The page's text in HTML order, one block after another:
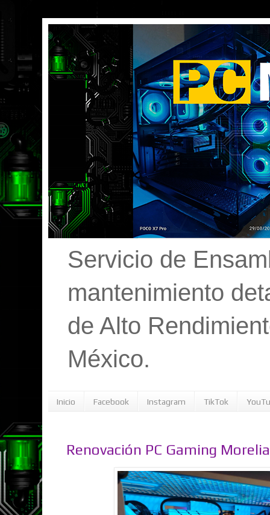
Servicio de
mantenimiento
de Alto
México.
Inicio Facebook Instagram TikTok
Renovación PC Gaming Morelia